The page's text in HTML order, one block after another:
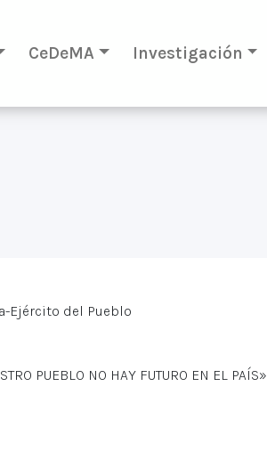
CeDeMA Investigación
Ejército del Pueblo
PUEBLO NO HAY FUTURO EN EL PAÍS»